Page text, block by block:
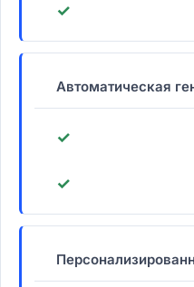
✓
Автоматическая
✓
✓